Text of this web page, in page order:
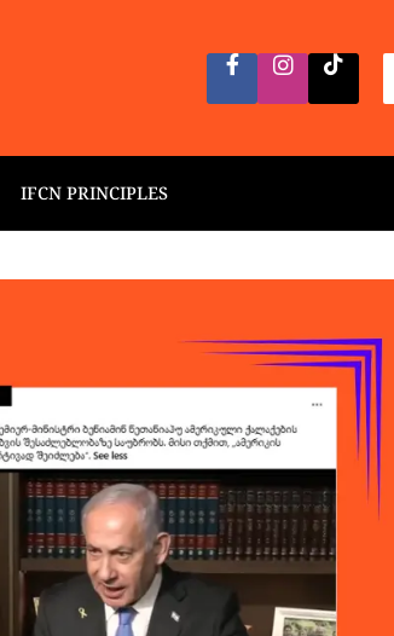
IFCN PRINCIPLES